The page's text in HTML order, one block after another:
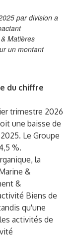
par division a
Matières
un montant
du chiffre
trimestre 2026
une baisse de
Le Groupe
%.
la
&
&
Biens de
qu'une
activités de